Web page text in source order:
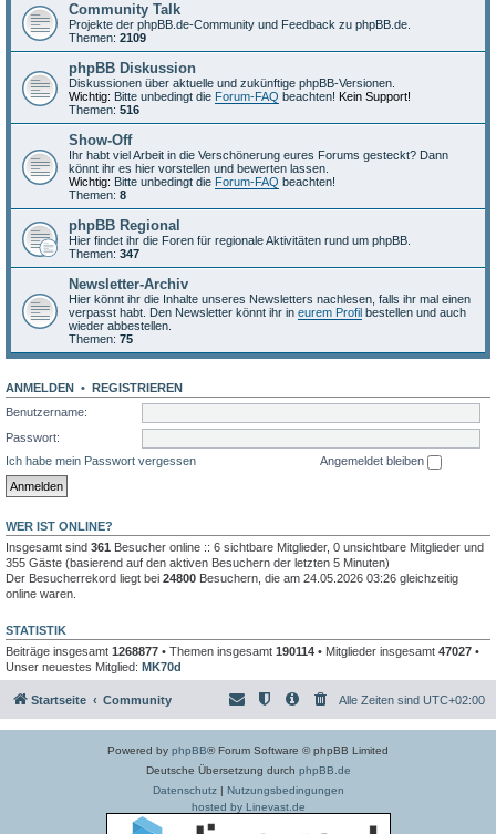
Community Talk
Projekte der phpBB.de-Community und Feedback zu phpBB.de.
Themen: 2109
phpBB Diskussion
Diskussionen über aktuelle und zukünftige phpBB-Versionen.
Wichtig: Bitte unbedingt die Forum-FAQ beachten! Kein Support!
Themen: 516
Show-Off
Ihr habt viel Arbeit in die Verschönerung eures Forums gesteckt? Dann
könnt ihr es hier vorstellen und bewerten lassen.
Wichtig: Bitte unbedingt die Forum-FAQ beachten!
Themen: 8
phpBB Regional
Hier findet ihr die Foren für regionale Aktivitäten rund um phpBB.
Themen: 347
Newsletter-Archiv
Hier könnt ihr die Inhalte unseres Newsletters nachlesen, falls ihr mal einen
verpasst habt. Den Newsletter könnt ihr in eurem Profil bestellen und auch
wieder abbestellen.
Themen: 75
ANMELDEN • REGISTRIEREN
Benutzername:
Passwort:
Ich habe mein Passwort vergessen
Angemeldet bleiben
WER IST ONLINE?
Insgesamt sind 361 Besucher online :: 6 sichtbare Mitglieder, 0 unsichtbare Mitglieder und
355 Gäste (basierend auf den aktiven Besuchern der letzten 5 Minuten)
Der Besucherrekord liegt bei 24800 Besuchern, die am 24.05.2026 03:26 gleichzeitig
online waren.
STATISTIK
Beiträge insgesamt 1268877 • Themen insgesamt 190114 • Mitglieder insgesamt 47027 •
Unser neuestes Mitglied: MK70d
Startseite Community Alle Zeiten sind UTC+02:00
Powered by phpBB® Forum Software © phpBB Limited
Deutsche Übersetzung durch phpBB.de
Datenschutz| Nutzungsbedingungen
hosted by Linevast.de